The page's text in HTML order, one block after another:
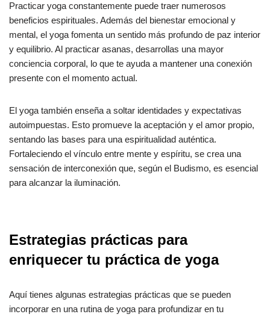
Practicar yoga constantemente puede traer numerosos
beneficios espirituales. Además del bienestar emocional y
mental, el yoga fomenta un sentido más profundo de paz interior
y equilibrio. Al practicar asanas, desarrollas una mayor
conciencia corporal, lo que te ayuda a mantener una conexión
presente con el momento actual.
El yoga también enseña a soltar identidades y expectativas
autoimpuestas. Esto promueve la aceptación y el amor propio,
sentando las bases para una espiritualidad auténtica.
Fortaleciendo el vínculo entre mente y espíritu, se crea una
sensación de interconexión que, según el Budismo, es esencial
para alcanzar la iluminación.
Estrategias prácticas para
enriquecer tu práctica de yoga
Aquí tienes algunas estrategias prácticas que se pueden
incorporar en una rutina de yoga para profundizar en tu